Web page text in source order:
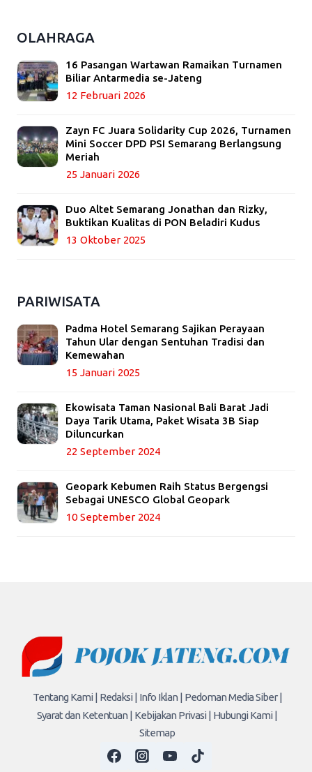
OLAHRAGA
16 Pasangan Wartawan Ramaikan Turnamen
Biliar Antarmedia se-Jateng
12 Februari 2026
Zayn FC Juara Solidarity Cup 2026, Turnamen
Mini Soccer DPD PSI Semarang Berlangsung
Meriah
25 Januari 2026
Duo Altet Semarang Jonathan dan Rizky,
Buktikan Kualitas di PON Beladiri Kudus
13 Oktober 2025
PARIWISATA
Padma Hotel Semarang Sajikan Perayaan
Tahun Ular dengan Sentuhan Tradisi dan
Kemewahan
15 Januari 2025
Ekowisata Taman Nasional Bali Barat Jadi
Daya Tarik Utama, Paket Wisata 3B Siap
Diluncurkan
22 September 2024
Geopark Kebumen Raih Status Bergengsi
Sebagai UNESCO Global Geopark
10 September 2024
Tentang Kami | Redaksi | Info Iklan | Pedoman Media Siber |
Syarat dan Ketentuan | Kebijakan Privasi | Hubungi Kami |
Sitemap